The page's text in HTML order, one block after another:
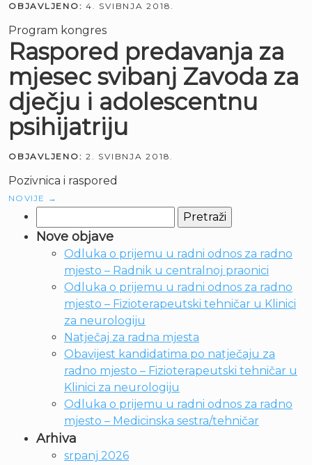
OBJAVLJENO: 4. SVIBNJA 2018.
Program kongres
Raspored predavanja za
mjesec svibanj Zavoda za
dječju i adolescentnu
psihijatriju
OBJAVLJENO: 2. SVIBNJA 2018.
Pozivnica i raspored
NOVIJE →
Nove objave
Odluka o prijemu u radni odnos za radno
mjesto – Radnik u centralnoj praonici
Odluka o prijemu u radni odnos za radno
mjesto – Fizioterapeutski tehničar u Klinici
za neurologiju
Natječaj za radna mjesta
Obavijest kandidatima po natječaju za
radno mjesto – Fizioterapeutski tehničar u
Klinici za neurologiju
Odluka o prijemu u radni odnos za radno
mjesto – Medicinska sestra/tehničar
Arhiva
srpanj 2026